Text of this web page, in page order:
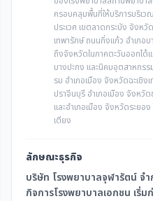
ครอบคลุมพื้นที่ให้บริการบริเ
ประเวศ เขตลาดกระบัง จังห
เทพารักษ์ ถนนกิ่งแก้ว อำเภอ
ถึงจังหวัดในภาคตะวันออกได้
บางปะกง และนิคมอุตสาหกรร
รม อำเภอเมือง จังหวัดฉะเชิ
ปราจีนบุรี อำเภอเมือง จังหวั
และอำเภอเมือง จังหวัดระย
เตียง
ลักษณะธุรกิจ
บริษัท โรงพยาบาลจุฬารัตน์ จ
กิจการโรงพยาบาลเอกชน เริ่